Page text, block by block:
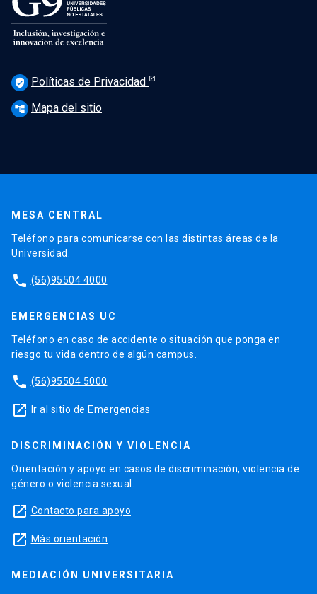
verified_user Políticas de Privacidad
account_tree Mapa del sitio
MESA CENTRAL
Teléfono para comunicarse con las distintas áreas de la
Universidad.
phone (56)95504 4000
EMERGENCIAS UC
Teléfono en caso de accidente o situación que ponga en
riesgo tu vida dentro de algún campus.
phone (56)95504 5000
launch Ir al sitio de Emergencias
DISCRIMINACIÓN Y VIOLENCIA
Orientación y apoyo en casos de discriminación, violencia de
género o violencia sexual.
launch Contacto para apoyo
launch Más orientación
MEDIACIÓN UNIVERSITARIA